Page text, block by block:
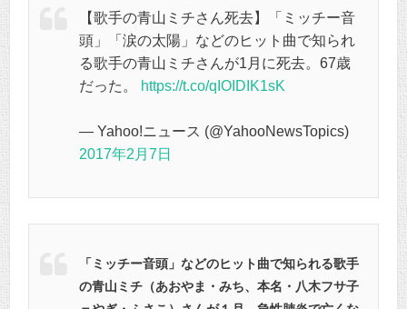
【歌手の青山ミチさん死去】「ミッチー音
頭」「涙の太陽」などのヒット曲で知られ
る歌手の青山ミチさんが1月に死去。67歳
だった。
https://t.co/qIOIDIK1sK
— Yahoo!ニュース (@YahooNewsTopics)
2017年2月7日
「ミッチー音頭」などのヒット曲で知られる歌手
の青山ミチ（あおやま・みち、本名・八木フサ子